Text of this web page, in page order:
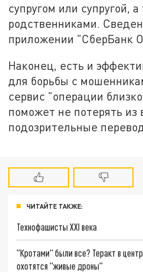
супругом или супругой,
родственниками.
приложении "СберБанк
Наконец, есть и
для борьбы с
сервис "операции
поможет не потерять из
подозрительные
ЧИТАЙТЕ ТАКЖЕ:
Технофашисты XXI века
"Кротами" были все? Теракт в
охотятся "живые дроны"